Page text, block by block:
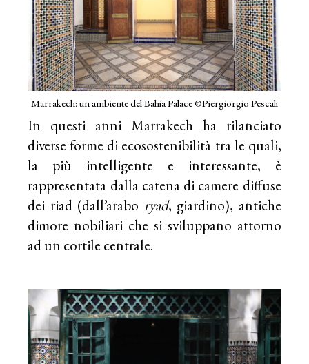
Marrakech: un ambiente del Bahia Palace ©Piergiorgio Pescali
In questi anni Marrakech ha rilanciato
diverse forme di ecosostenibilità tra le quali,
la più intelligente e interessante, è
rappresentata dalla catena di camere diffuse
dei riad (dall’arabo ryad, giardino), antiche
dimore nobiliari che si sviluppano attorno
ad un cortile centrale.